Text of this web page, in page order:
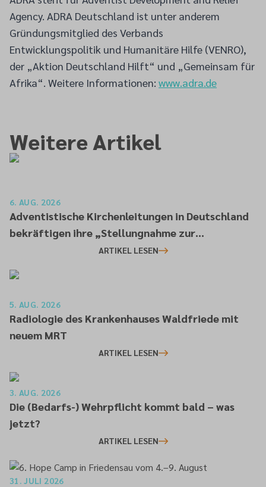
Agency. ADRA Deutschland ist unter anderem
Gründungsmitglied des Verbands
Entwicklungspolitik und Humanitäre Hilfe (VENRO),
der „Aktion Deutschland Hilft“ und „Gemeinsam für
Afrika“. Weitere Informationen: www.adra.de
Weitere Artikel
6. AUG. 2026
Adventistische Kirchenleitungen in Deutschland
bekräftigen ihre „Stellungnahme zur
gesellschaftlichen Situation“
ARTIKEL LESEN
5. AUG. 2026
Radiologie des Krankenhauses Waldfriede mit
neuem MRT
ARTIKEL LESEN
3. AUG. 2026
Die (Bedarfs-) Wehrpflicht kommt bald – was
jetzt?
ARTIKEL LESEN
31. JULI 2026